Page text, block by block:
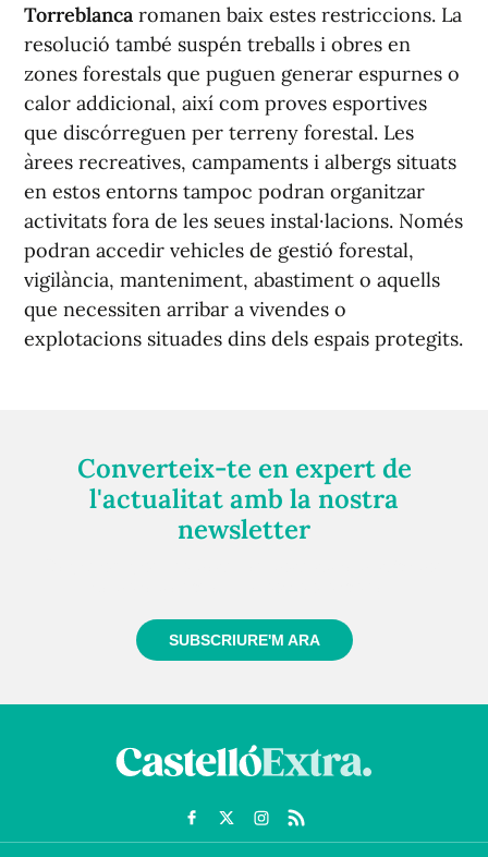
Torreblanca romanen baix estes restriccions. La
resolució també suspén treballs i obres en
zones forestals que puguen generar espurnes o
calor addicional, així com proves esportives
que discórreguen per terreny forestal. Les
àrees recreatives, campaments i albergs situats
en estos entorns tampoc podran organitzar
activitats fora de les seues instal·lacions. Només
podran accedir vehicles de gestió forestal,
vigilància, manteniment, abastiment o aquells
que necessiten arribar a vivendes o
explotacions situades dins dels espais protegits.
Converteix-te en expert de
l'actualitat amb la nostra
newsletter
SUBSCRIURE'M ARA